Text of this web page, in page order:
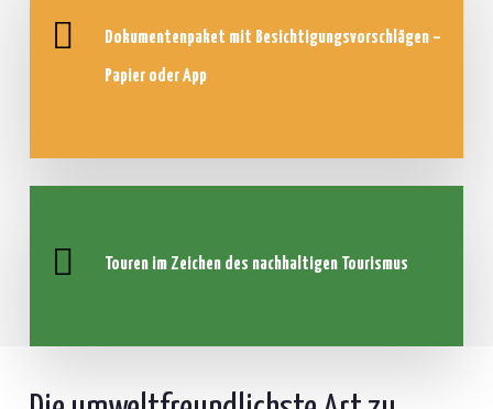
Dokumentenpaket mit Besichtigungsvorschlägen –
Papier oder App
Touren im Zeichen des nachhaltigen Tourismus